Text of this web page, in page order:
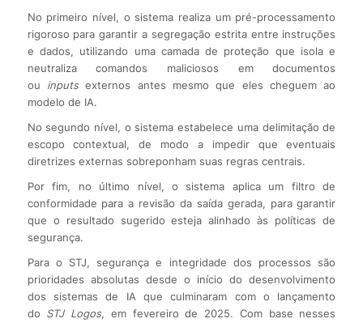
No primeiro nível, o sistema realiza um pré-processamento
rigoroso para garantir a segregação estrita entre instruções
e dados, utilizando uma camada de proteção que isola e
neutraliza comandos maliciosos em documentos
ou inputsexternos antes mesmo que eles cheguem ao
modelo de IA.
No segundo nível, o sistema estabelece uma delimitação de
escopo contextual, de modo a impedir que eventuais
diretrizes externas sobreponham suas regras centrais.
Por fim, no último nível, o sistema aplica um filtro de
conformidade para a revisão da saída gerada, para garantir
que o resultado sugerido esteja alinhado às políticas de
segurança.
Para o STJ, segurança e integridade dos processos são
prioridades absolutas desde o início do desenvolvimento
dos sistemas de IA que culminaram com o lançamento
do STJ Logos, em fevereiro de 2025. Com base nesses